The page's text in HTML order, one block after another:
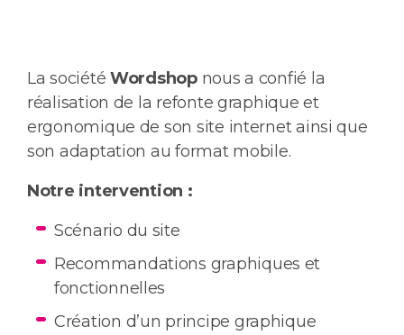
La sociétéWordshopnous a confié la
réalisation de la refonte graphique et
ergonomique de son site internet ainsi que
son adaptation au format mobile.
Notre intervention :
Scénario du site
Recommandations graphiques et
fonctionnelles
Création d’un principe graphique